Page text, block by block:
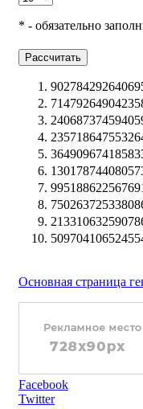
* - обязательно
Рассчитать
Основная страница
Facebook
Twitter